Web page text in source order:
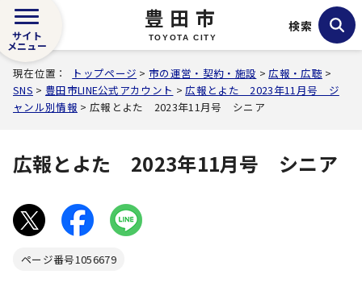
豊田市
TOYOTA CITY
サイト
メニュー
検索
現在位置： トップページ >市の運営・契約・施設 >広報・広聴 >
SNS > 豊田市LINE公式アカウント >広報とよた 2023年11月号 ジ
ャンル別情報 > 広報とよた 2023年11月号 シニア
広報とよた 2023年11月号 シニア
ページ番号1056679